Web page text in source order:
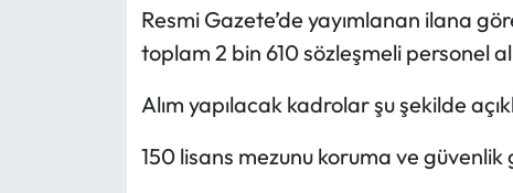
Resmi Gazete’de yayımlanan ilana
toplam 2 bin 610 sözleşmeli personel
Alım yapılacak kadrolar şu şekilde
150 lisans mezunu koruma ve güvenlik